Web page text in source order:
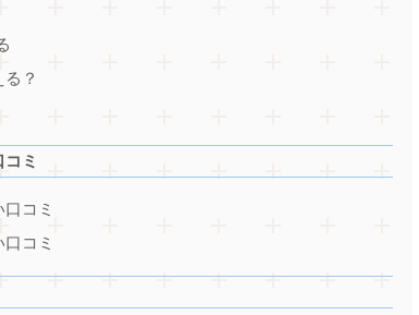
？
ミ
コミ
コミ